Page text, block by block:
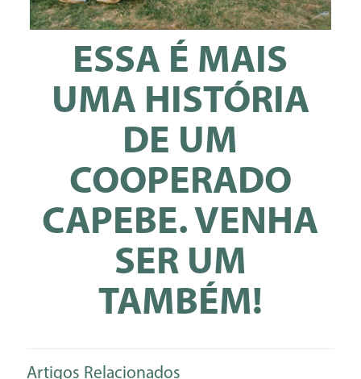
ESSA É MAIS
UMA HISTÓRIA
DE UM
COOPERADO
CAPEBE. VENHA
SER UM
TAMBÉM!
Artigos Relacionados